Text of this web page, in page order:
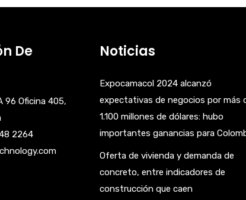
De
96 Oficina 405,
2264
Noticias
Expocamacol 2024 alcanzó
expectativas de negocios por más
1.100 millones de dólares: hubo
importantes ganancias para
Oferta de vivienda y demanda de
concreto, entre indicadores de
construcción que caen